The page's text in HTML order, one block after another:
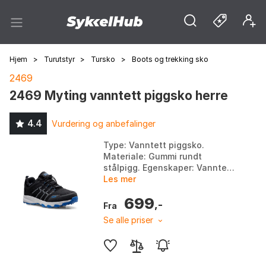
Hjem > Turutstyr > Tursko > Boots og trekking sko
2469
2469 Myting vanntett piggsko herre
4.4 Vurdering og anbefalinger
Type: Vanntett piggsko.
Materiale: Gummi rundt
stålpigg. Egenskaper: Vanntett
membran, forsterket tåparti og
Fritidsbruk og skogsturer. F...
Les mer
Fra 699,-
Se alle priser